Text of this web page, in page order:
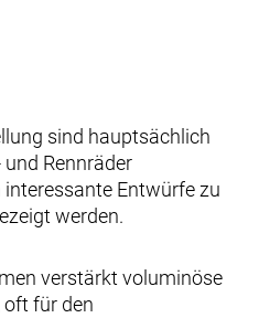
sind hauptsächlich
Rennräder
Entwürfe zu
werden.
verstärkt voluminöse
oft für den